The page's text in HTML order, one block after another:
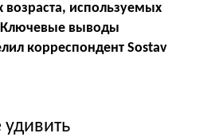
возраста, используемых
выводы
корреспондент Sostav